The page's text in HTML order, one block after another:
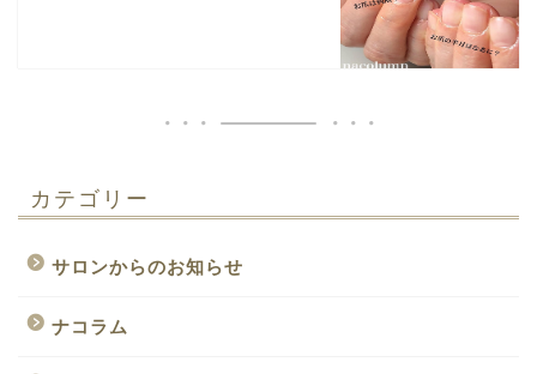
カテゴリー
サロンからのお知らせ
ナコラム